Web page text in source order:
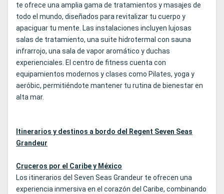
te ofrece una amplia gama de tratamientos y masajes de
todo el mundo, diseñados para revitalizar tu cuerpo y
apaciguar tu mente. Las instalaciones incluyen lujosas
salas de tratamiento, una suite hidrotermal con sauna
infrarrojo, una sala de vapor aromático y duchas
experienciales. El centro de fitness cuenta con
equipamientos modernos y clases como Pilates, yoga y
aeróbic, permitiéndote mantener tu rutina de bienestar en
alta mar.
Itinerarios y destinos a bordo del Regent Seven Seas
Grandeur
Cruceros por el Caribe y México
Los itinerarios del Seven Seas Grandeur te ofrecen una
experiencia inmersiva en el corazón del Caribe, combinando